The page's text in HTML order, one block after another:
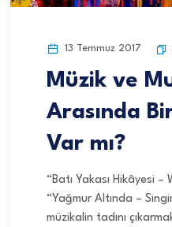
13 Temmuz 2017
Müzik ve
Arasında
Var mı?
“Batı Yakası Hikâyesi
“Yağmur Altında –
müzikalin tadını